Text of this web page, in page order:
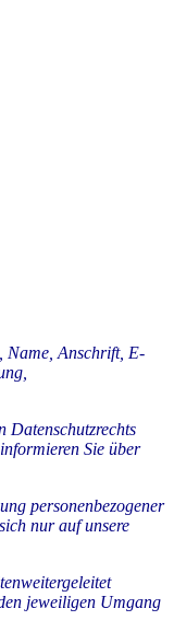
Name, Anschrift, E-
Datenschutzrechts
Sie über
personenbezogener
nur auf unsere
jeweiligen Umgang